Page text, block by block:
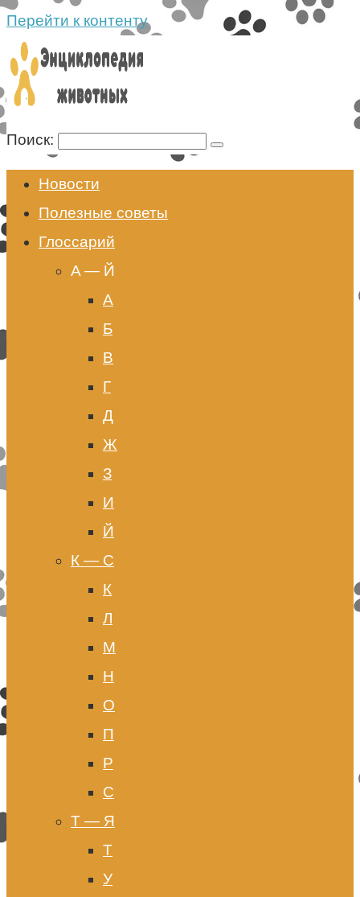
Перейти к контенту
Поиск:
Новости
Полезные советы
Глоссарий
A — Й
А
Б
В
Г
Д
Ж
З
И
Й
К — С
К
Л
М
Н
О
П
Р
С
Т — Я
Т
У